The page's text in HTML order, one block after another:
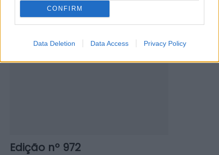
CONFIRM
Data Deletion Data Access Privacy Policy
Edição nº 972